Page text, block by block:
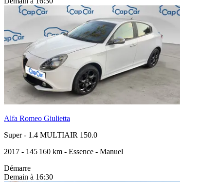
Alfa Romeo Giulietta
Super- 1.4 MULTIAIR 150.0
2017 - 145 160 km - Essence - Manuel
Démarre
Demain à 16:30